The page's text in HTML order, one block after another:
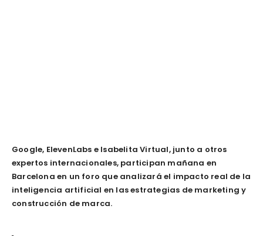
Google, ElevenLabs e Isabelita Virtual, junto a otros
expertos internacionales, participan mañana en
Barcelona en un foro que analizará el impacto real de la
inteligencia artificial en las estrategias de marketing y
construcción de marca.